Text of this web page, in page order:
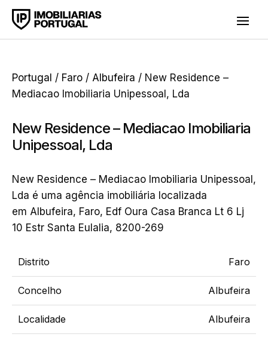
Portugal / Faro / Albufeira / New Residence –
Mediacao Imobiliaria Unipessoal, Lda
New Residence – Mediacao Imobiliaria
Unipessoal, Lda
New Residence – Mediacao Imobiliaria Unipessoal,
Lda é uma agência imobiliária localizada
em Albufeira, Faro, Edf Oura Casa Branca Lt 6 Lj
10 Estr Santa Eulalia, 8200-269
Distrito Faro
Concelho Albufeira
Localidade Albufeira